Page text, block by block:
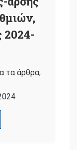
2024-
τα άρθρα,